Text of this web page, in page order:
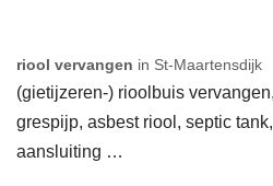
riool vervangen in St-Maartensdijk
(gietijzeren-) rioolbuis vervangen,
grespijp, asbest riool, septic
aansluiting …